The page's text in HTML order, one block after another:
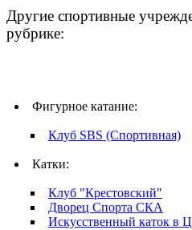
Другие спортивные
рубрике:
Фигурное катание:
Клуб SBS (Спортивная)
Катки:
Клуб "Крестовский"
Дворец Спорта СКА
Искусственный каток